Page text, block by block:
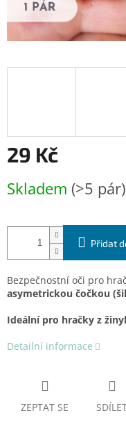
29 Kč
cena:
Skladem (>5 pár)
Přidat
Bezpečnostní oči pro
asymetrickou čočkou
Ideální pro hračky z
Detailní informace
ZEPTAT SE